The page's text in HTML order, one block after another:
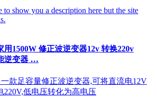
show you a description here but the site
用1500W 修正波逆变器12v 转换220v
逆变器 …
款足容量修正波逆变器,可将直流电12V
220V,低电压转化为高电压